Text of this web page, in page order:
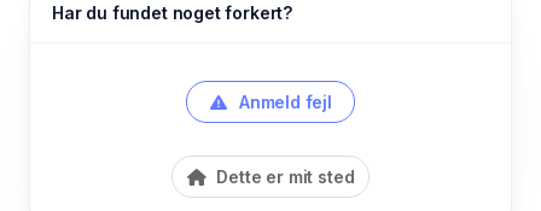
Har du fundet noget forkert?
Anmeld fejl
Dette er mit sted